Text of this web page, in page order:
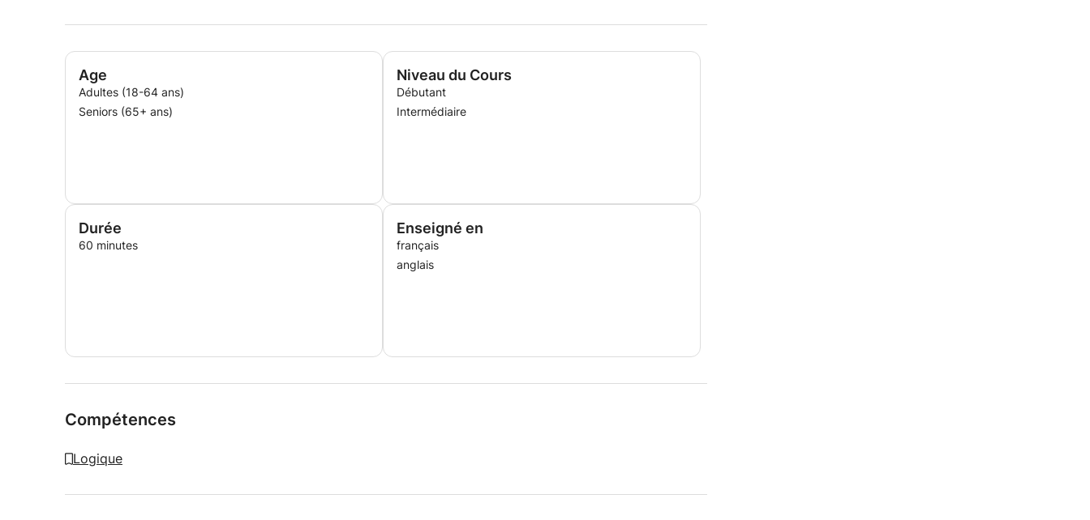
Age
Adultes (18-64 ans)
Seniors (65+ ans)
Niveau du Cours
Débutant
Intermédiaire
Durée
60 minutes
Enseigné en
français
anglais
Compétences
Logique